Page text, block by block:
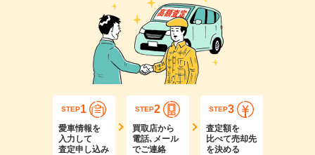
STEP1
愛車情報を
入力して
査定申し込み
STEP2
買取店から
電話､メール
でご連絡
STEP3
査定額を
比べて売却先
を決める